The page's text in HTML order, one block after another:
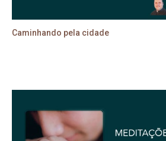
Caminhando pela cidade